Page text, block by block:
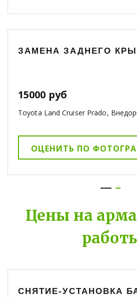
ЗАМЕНА ЗАДНЕГО
15000 руб
Toyota Land Cruiser Prado,
ОЦЕНИТЬ ПО
Цены на
СНЯТИЕ-УСТАНОВКА